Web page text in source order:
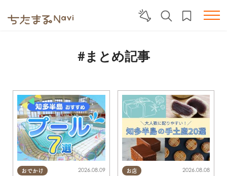
#まとめ記事
おでかけ 2026.08.09 お店 2026.08.08